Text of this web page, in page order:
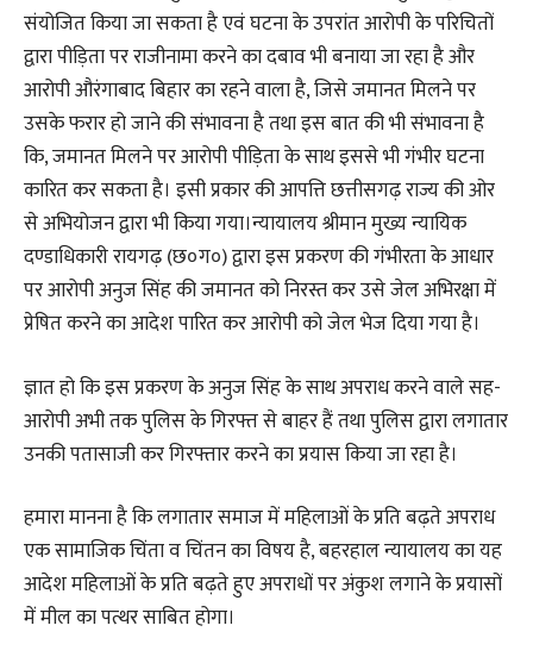
संयोजित किया जा सकता है एवं घटना के उपरांत आरोपी के परिचितों
द्वारा पीड़िता पर राजीनामा करने का दबाव भी बनाया जा रहा है और
आरोपी औरंगाबाद बिहार का रहने वाला है, जिसे जमानत मिलने पर
उसके फरार हो जाने की संभावना है तथा इस बात की भी संभावना है
कि, जमानत मिलने पर आरोपी पीड़िता के साथ इससे भी गंभीर घटना
कारित कर सकता है। इसी प्रकार की आपत्ति छत्तीसगढ़ राज्य की ओर
से अभियोजन द्वारा भी किया गया।न्यायालय श्रीमान मुख्य न्यायिक
दण्डाधिकारी रायगढ़ (छ०ग०) द्वारा इस प्रकरण की गंभीरता के आधार
पर आरोपी अनुज सिंह की जमानत को निरस्त कर उसे जेल अभिरक्षा में
प्रेषित करने का आदेश पारित कर आरोपी को जेल भेज दिया गया है।
ज्ञात हो कि इस प्रकरण के अनुज सिंह के साथ अपराध करने वाले सह-
आरोपी अभी तक पुलिस के गिरफ्त से बाहर हैं तथा पुलिस द्वारा लगातार
उनकी पतासाजी कर गिरफ्तार करने का प्रयास किया जा रहा है।
हमारा मानना है कि लगातार समाज में महिलाओं के प्रति बढ़ते अपराध
एक सामाजिक चिंता व चिंतन का विषय है, बहरहाल न्यायालय का यह
आदेश महिलाओं के प्रति बढ़ते हुए अपराधों पर अंकुश लगाने के प्रयासों
में मील का पत्थर साबित होगा।